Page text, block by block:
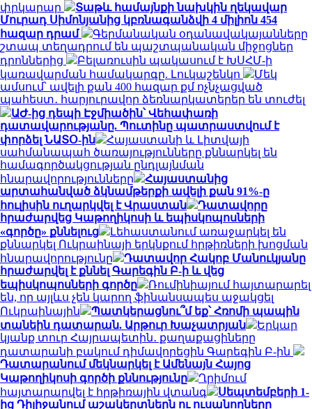
փրկարար
Տաթև համայնքի նախկին ղեկավար
Մուրադ Սիմոնյանից կբռնագանձվի 4 միլիոն 454
հազար դրամ
Գերմանական օդանավակայանները
շտապ տեղադրում են պաշտպանական միջոցներ
դրոններից
Բելառուսին պակասում է ԽՍՀՄ-ի
կառավարման համակարգը. Լուկաշենկո
Մեկ
ամսում՝ ավելի քան 400 հազար քմ ոչնչացված
պահեստ․ հարյուրավոր ձեռնարկատերեր են տուժել
ԱԺ-ից դեպի Էջմիածին՝ Վեհափառի
դատավարությանը. Պուտինը պատրաստվում է
փորձել ՆԱՏՕ-ին
Հայաստանի և Լիտվայի
սահմանապահ ծառայությունները քննարկել են
համագործակցության ընդլայնման
հնարավորությունները
Հայաստանից
արտահանված ձկնամթերքի ավելի քան 91%-ը
հուլիսին ուղարկվել է Վրաստան
Դատավորը
հրաժարվեց Կաթողիկոսի և եպիսկոպոսների
«գործը» քննելուց
Լեհաստանում առաջարկել են
քննարկել Ուկրաինայի երկնքում հրթիռների խոցման
հնարավորությունը
Դատավոր Հակոբ Մանուկյանը
հրաժարվել է քննել Գարեգին Բ-ի և վեց
եպիսկոպոսների գործը
Ռումինիայում հայտարարել
են, որ այլևս չեն կարող ֆինանսապես աջակցել
Ուկրաինային
Պատկերացնու՞մ եք՝ Հռոմի պապին
տանեին դատարան. Արթուր Խաչատրյան
Երկար
կյանք տուր Հայրապետին․ քաղաքացիները
դատարանի բակում դիմավորեցին Գարեգին Բ-ին
Դատարանում մեկնարկել է Ամենայն Հայոց
Կաթողիկոսի գործի քննությունը
Ղրիմում
հայտարարվել է հրթիռային վտանգ
Սեպտեմբերի 1-
ից Դիլիջանում աշակերտներն ու ուսանողները